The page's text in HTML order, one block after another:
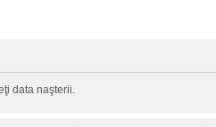
data naşterii.